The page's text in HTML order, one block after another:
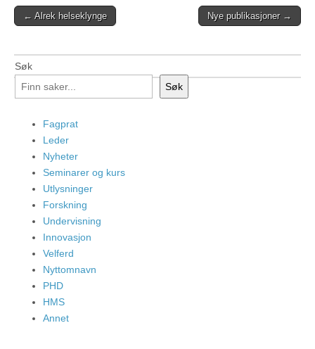
Post
← Alrek helseklynge Nye publikasjoner →
Søk
Søk
Fagprat
Leder
Nyheter
Seminarer og kurs
Utlysninger
Forskning
Undervisning
Innovasjon
Velferd
Nyttomnavn
PHD
HMS
Annet